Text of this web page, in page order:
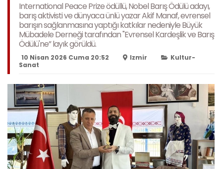
International Peace Prize ödüllü, Nobel Barış Ödülü adayı,
barış aktivisti ve dünyaca ünlü yazar Akif Manaf, evrensel
barışın sağlanmasına yaptığı katkılar nedeniyle Büyük
Mübadele Derneği tarafından "Evrensel Kardeşlik ve Barış
Ödülü'ne” layık görüldü.
10 Nisan 2026 Cuma 20:52 Izmir
Kultur-
Sanat